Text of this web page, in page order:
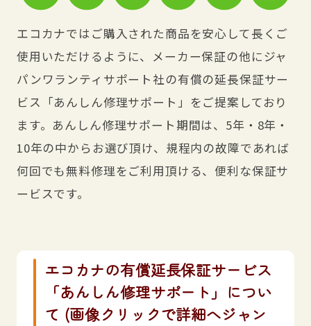
エコカナではご購入された商品を安心して長くご
使用いただけるように、メーカー保証の他にジャ
パンワランティサポート社の有償の延長保証サー
ビス「あんしん修理サポート」をご提案しており
ます。あんしん修理サポート期間は、5年・8年・
10年の中からお選び頂け、規程内の故障であれば
何回でも無料修理をご利用頂ける、便利な保証サ
ービスです。
エコカナの有償延長保証サービス
「あんしん修理サポート」につい
て (画像クリックで詳細へジャン